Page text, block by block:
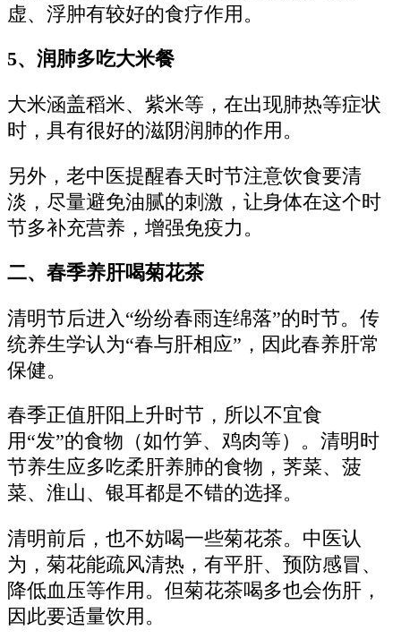
虚、浮肿有较好的食疗作用。
5、润肺多吃大米餐
大米涵盖稻米、紫米等，在出现肺热等症状
时，具有很好的滋阴润肺的作用。
另外，老中医提醒春天时节注意饮食要清
淡，尽量避免油腻的刺激，让身体在这个时
节多补充营养，增强免疫力。
二、春季养肝喝菊花茶
清明节后进入“纷纷春雨连绵落”的时节。传
统养生学认为“春与肝相应”，因此春养肝常
保健。
春季正值肝阳上升时节，所以不宜食
用“发”的食物（如竹笋、鸡肉等）。清明时
节养生应多吃柔肝养肺的食物，荠菜、菠
菜、淮山、银耳都是不错的选择。
清明前后，也不妨喝一些菊花茶。中医认
为，菊花能疏风清热，有平肝、预防感冒、
降低血压等作用。但菊花茶喝多也会伤肝，
因此要适量饮用。